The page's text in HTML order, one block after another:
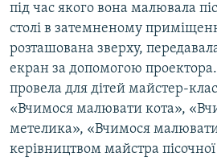
під час якого вона малювала
столі в затемненому
розташована зверху,
екран за допомогою
провела для дітей майстер-
«Вчимося малювати кота»,
метелика», «Вчимося
керівництвом майстра